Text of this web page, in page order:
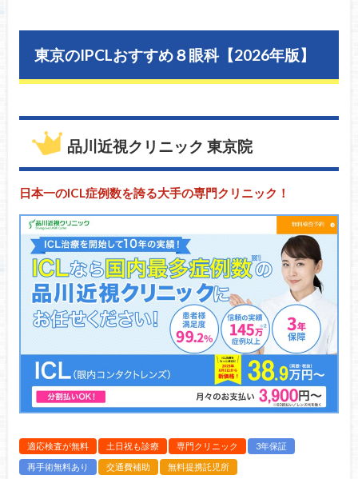
東京のIPCLおすすめ８眼科【2026年版】
品川近視クリニック 東京院
日本一のICL症例数を誇る大手の専門クリニック！
適応検査が無料 土日祝も診療 専門クリニック
3年保証
再手術無料あり
交通費補助 無料提携託児所